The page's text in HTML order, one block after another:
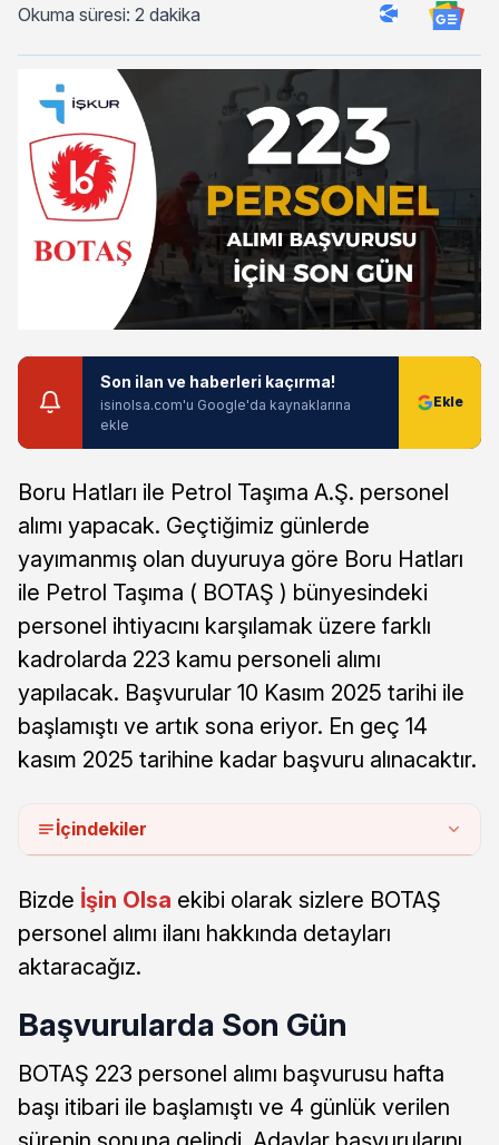
Okuma süresi: 2 dakika
Son ilan ve haberleri kaçırma!
isinolsa.com'u Google'da kaynaklarına
ekle
Boru Hatları ile Petrol Taşıma A.Ş. personel
alımı yapacak. Geçtiğimiz günlerde
yayımanmış olan duyuruya göre Boru Hatları
ile Petrol Taşıma ( BOTAŞ ) bünyesindeki
personel ihtiyacını karşılamak üzere farklı
kadrolarda 223 kamu personeli alımı
yapılacak. Başvurular 10 Kasım 2025 tarihi ile
başlamıştı ve artık sona eriyor. En geç 14
kasım 2025 tarihine kadar başvuru alınacaktır.
İçindekiler
Bizde İşin Olsa ekibi olarak sizlere BOTAŞ
personel alımı ilanı hakkında detayları
aktaracağız.
Başvurularda Son Gün
BOTAŞ 223 personel alımı başvurusu hafta
başı itibari ile başlamıştı ve 4 günlük verilen